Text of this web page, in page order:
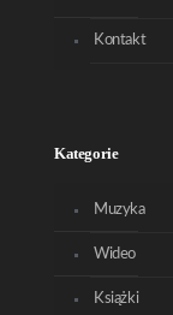
Kontakt
Kategorie
Muzyka
Wideo
Książki